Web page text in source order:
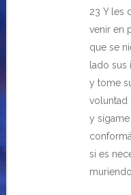
23 Y les
venir en
que se
lado sus
y tome
voluntad
y
si es